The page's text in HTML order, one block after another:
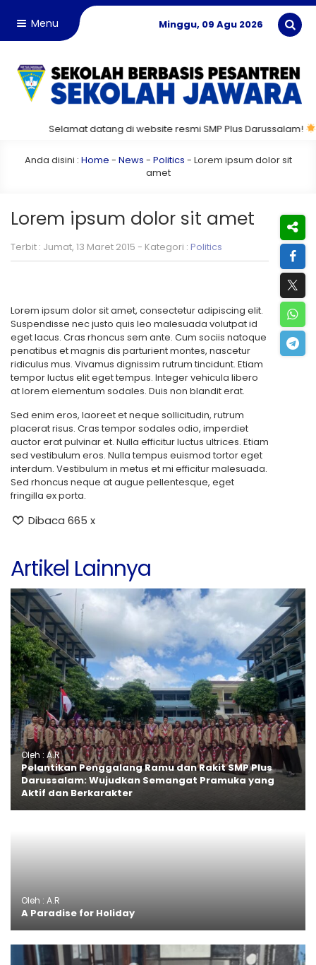
Menu Minggu, 09 Agu 2026
Selamat datang di website resmi SMP Plus Darussalam!
Anda disini : Home - News - Politics - Lorem ipsum dolor sit
amet
Lorem ipsum dolor sit amet
Terbit : Jumat, 13 Maret 2015 - Kategori : Politics
Lorem ipsum dolor sit amet, consectetur adipiscing elit.
Suspendisse nec justo quis leo malesuada volutpat id
eget lacus. Cras rhoncus sem ante. Cum sociis natoque
penatibus et magnis dis parturient montes, nascetur
ridiculus mus. Vivamus dignissim rutrum tincidunt. Etiam
tempor luctus elit eget tempus. Integer vehicula libero
at lorem elementum sodales. Duis non blandit erat.
Sed enim eros, laoreet et neque sollicitudin, rutrum
placerat risus. Cras tempor sodales odio, imperdiet
auctor erat pulvinar et. Nulla efficitur luctus ultrices. Etiam
sed vestibulum eros. Nulla tempus euismod tortor eget
interdum. Vestibulum in metus et mi efficitur malesuada.
Sed rhoncus neque at augue pellentesque, eget
fringilla ex porta.
Dibaca 665 x
Artikel Lainnya
Oleh : A.R
Pelantikan Penggalang Ramu dan Rakit SMP Plus
Darussalam: Wujudkan Semangat Pramuka yang
Aktif dan Berkarakter
Oleh : A.R
A Paradise for Holiday